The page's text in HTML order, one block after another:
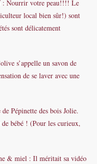
: Nourrir votre peau!!!! Le
local bien sûr!) sont
sont délicatement
s’appelle un savon de
de se laver avec une
de Pépinette des bois Jolie.
bébé ! (Pour les curieux,
& miel : Il méritait sa vidéo